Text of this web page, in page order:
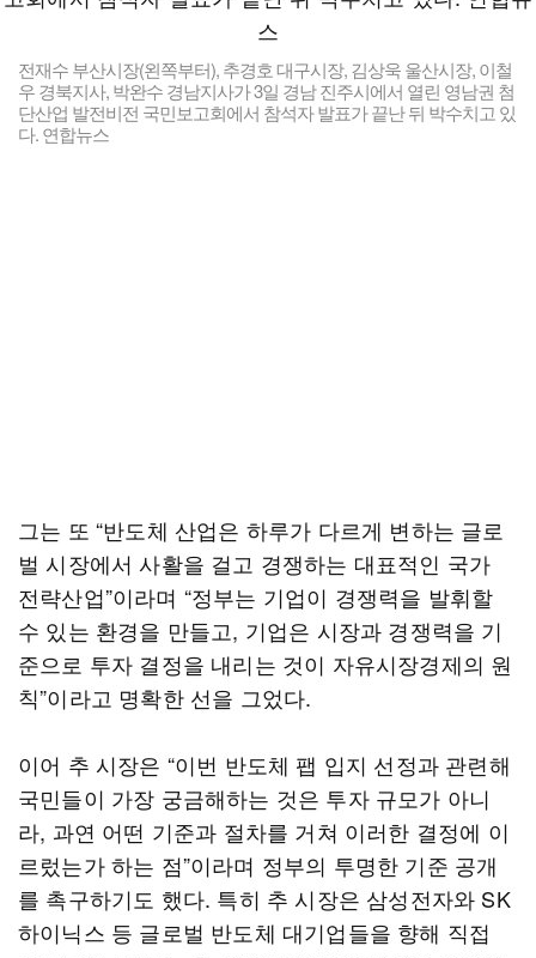
전재수 부산시장(왼쪽부터), 추경호 대구시장, 김상욱 울산시장, 이철
우 경북지사, 박완수 경남지사가 3일 경남 진주시에서 열린 영남권 첨
단산업 발전비전 국민보고회에서 참석자 발표가 끝난 뒤 박수치고 있
다. 연합뉴스
그는 또 “반도체 산업은 하루가 다르게 변하는 글로
벌 시장에서 사활을 걸고 경쟁하는 대표적인 국가
전략산업”이라며 “정부는 기업이 경쟁력을 발휘할
수 있는 환경을 만들고, 기업은 시장과 경쟁력을 기
준으로 투자 결정을 내리는 것이 자유시장경제의 원
칙”이라고 명확한 선을 그었다.
이어 추 시장은 “이번 반도체 팹 입지 선정과 관련해
국민들이 가장 궁금해하는 것은 투자 규모가 아니
라, 과연 어떤 기준과 절차를 거쳐 이러한 결정에 이
르렀는가 하는 점”이라며 정부의 투명한 기준 공개
를 촉구하기도 했다. 특히 추 시장은 삼성전자와 SK
하이닉스 등 글로벌 반도체 대기업들을 향해 직접